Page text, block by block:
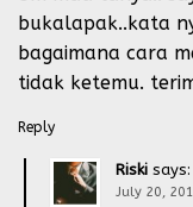
bukalapak..kata
bagaimana cara
tidak ketemu.
Reply
Riski says:
July 20,